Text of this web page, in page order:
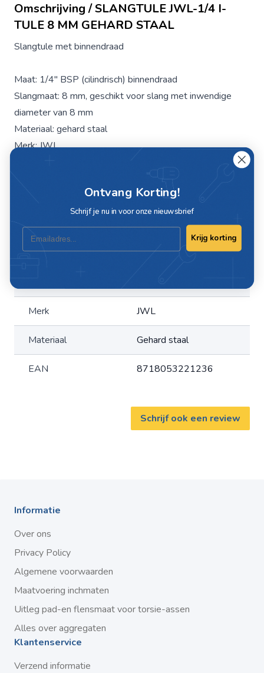
Omschrijving / SLANGTULE JWL-1/4 I-
TULE 8 MM GEHARD STAAL
Slangtule met binnendraad
Maat: 1/4" BSP (cilindrisch) binnendraad
Slangmaat: 8 mm, geschikt voor slang met inwendige
diameter van 8 mm
Materiaal: gehard staal
Merk: JWL
Artikelnummer C626032
Maat 1/4"
Merk JWL
Materiaal Gehard staal
EAN 8718053221236
Schrijf ook een review
Informatie
Over ons
Privacy Policy
Algemene voorwaarden
Maatvoering inchmaten
Uitleg pad-en flensmaat voor torsie-assen
Alles over aggregaten
Klantenservice
Verzend informatie
Ontvang Korting!
Schrijf je nu in voor onze nieuwsbrief
Email
Krijg korting